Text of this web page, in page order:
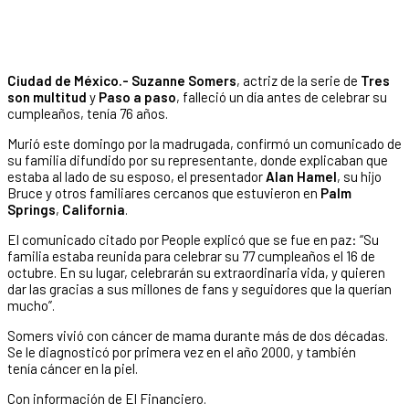
Ciudad de México.- Suzanne Somers, actriz de la serie de Tres
son multitud y Paso a paso, falleció un día antes de celebrar su
cumpleaños, tenía 76 años.
Murió este domingo por la madrugada, confirmó un comunicado de
su familia difundido por su representante, donde explicaban que
estaba al lado de su esposo, el presentadorAlan Hamel, su hijo
Bruce y otros familiares cercanos que estuvieron en Palm
Springs, California.
El comunicado citado por People explicó que se fue en paz: “Su
familia estaba reunida para celebrar su 77 cumpleaños el 16 de
octubre. En su lugar, celebrarán su extraordinaria vida, y quieren
dar las gracias a sus millones de fans y seguidores que la querían
mucho”.
Somers vivió con cáncer de mama durante más de dos décadas.
Se le diagnosticó por primera vez en el año 2000, y también
tenía cáncer en la piel.
Con información de El Financiero.